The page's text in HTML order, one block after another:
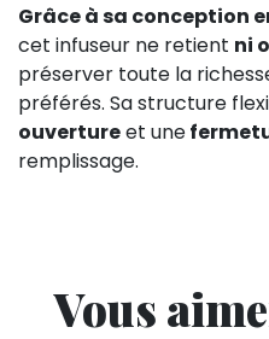
Grâce à sa conception
cet infuseur ne retient ni
préserver toute la
préférés. Sa structure
ouvertureet une
remplissage.
Vous